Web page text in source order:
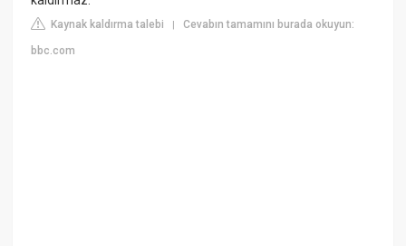
Kaynak kaldırma talebi |Cevabın tamamını burada okuyun:
bbc.com